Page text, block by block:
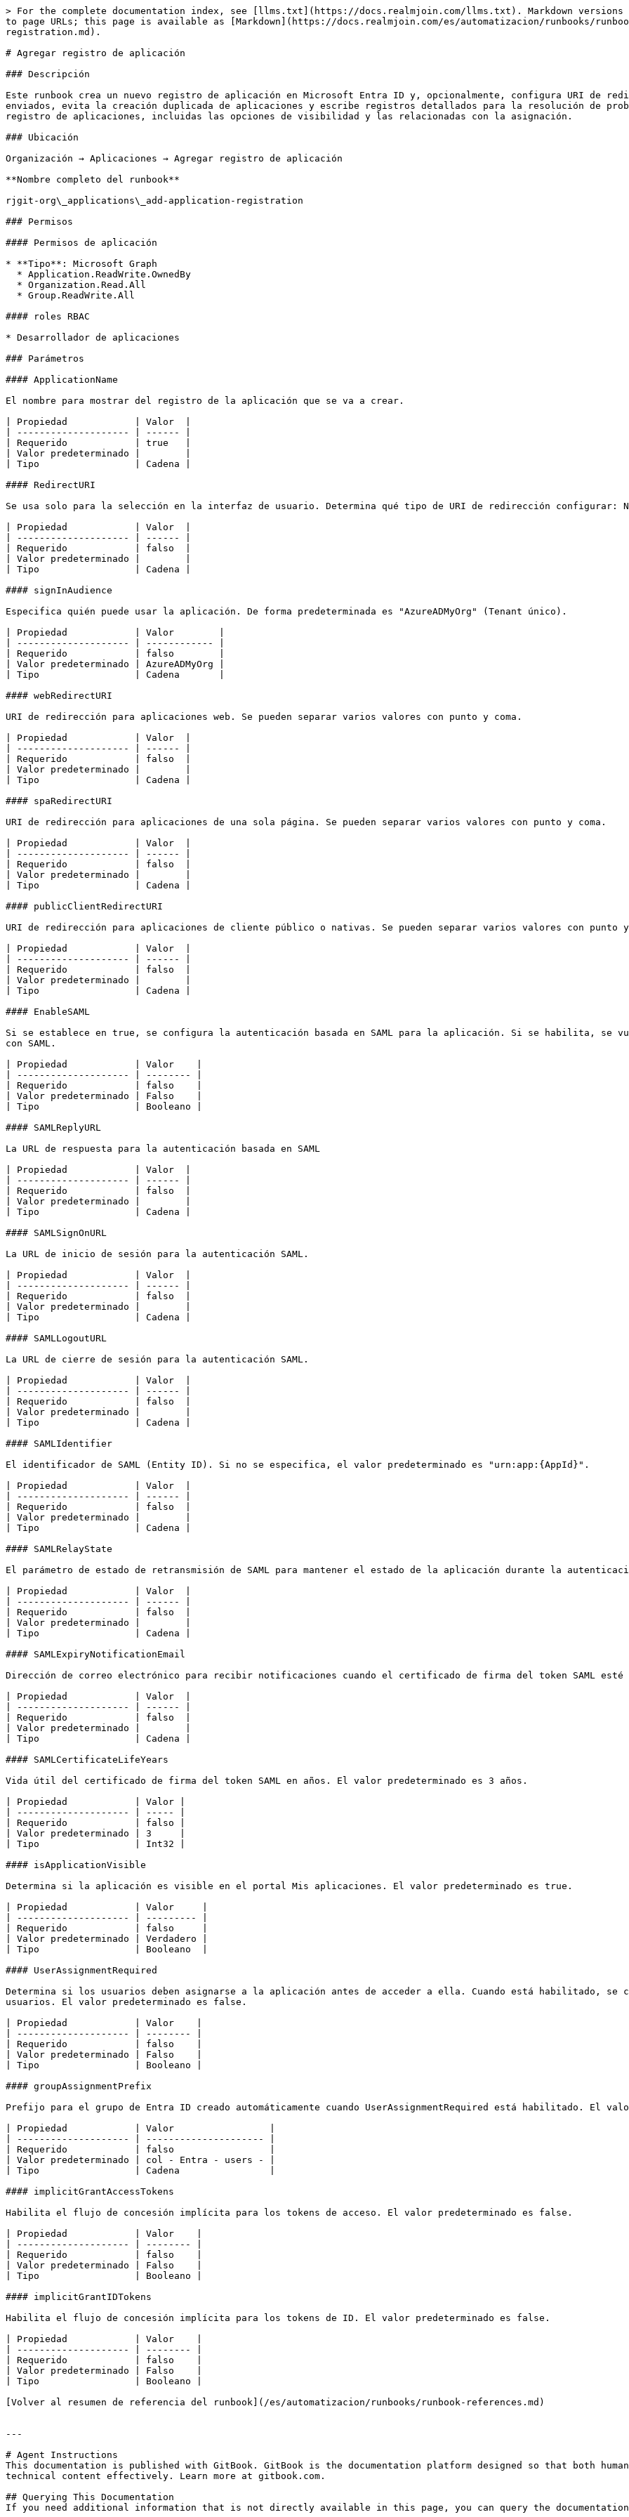
> For the complete documentation index, see [llms.txt](https://docs.realmjoin.com/llms.txt). Markdown versions
to page URLs; this page is available as [Markdown](https://docs.realmjoin.com/es/automatizacion/runbooks/
registration.md).
# Agregar registro de aplicación
### Descripción
Este runbook crea un nuevo registro de aplicación en Microsoft Entra ID y, opcionalmente, configura URI de
enviados, evita la creación duplicada de aplicaciones y escribe registros detallados para la resolución de
registro de aplicaciones, incluidas las opciones de visibilidad y las relacionadas con la asignación.
### Ubicación
Organización → Aplicaciones → Agregar registro de aplicación
**Nombre completo del runbook**
rjgit-org\_applications\_add-application-registration
### Permisos
#### Permisos de aplicación
* **Tipo**: Microsoft Graph
#### roles RBAC
* Desarrollador de aplicaciones
### Parámetros
#### ApplicationName
El nombre para mostrar del registro de la aplicación que se va a crear.
| Propiedad            | Valor  |
| -------------------- | ------ |
| Requerido            | true   |
| Valor predeterminado |        |
| Tipo                 | Cadena |
#### RedirectURI
Se usa solo para la selección en la interfaz de usuario. Determina qué tipo de URI de redirección configurar:
| Propiedad            | Valor  |
| -------------------- | ------ |
| Requerido            | falso  |
| Valor predeterminado |        |
| Tipo                 | Cadena |
#### signInAudience
Especifica quién puede usar la aplicación. De forma predeterminada es "AzureADMyOrg" (Tenant único).
| Propiedad            | Valor        |
| -------------------- | ------------ |
| Requerido            | falso        |
| Valor predeterminado | AzureADMyOrg |
| Tipo                 | Cadena       |
#### webRedirectURI
URI de redirección para aplicaciones web. Se pueden separar varios valores con punto y coma.
| Propiedad            | Valor  |
| -------------------- | ------ |
| Requerido            | falso  |
| Valor predeterminado |        |
| Tipo                 | Cadena |
#### spaRedirectURI
URI de redirección para aplicaciones de una sola página. Se pueden separar varios valores con punto y coma.
| Propiedad            | Valor  |
| -------------------- | ------ |
| Requerido            | falso  |
| Valor predeterminado |        |
| Tipo                 | Cadena |
#### publicClientRedirectURI
URI de redirección para aplicaciones de cliente público o nativas. Se pueden separar varios valores con punto y
| Propiedad            | Valor  |
| -------------------- | ------ |
| Requerido            | falso  |
| Valor predeterminado |        |
| Tipo                 | Cadena |
#### EnableSAML
Si se establece en true, se configura la autenticación basada en SAML para la aplicación. Si se habilita, se
con SAML.
| Propiedad            | Valor    |
| -------------------- | -------- |
| Requerido            | falso    |
| Valor predeterminado | Falso    |
| Tipo                 | Booleano |
#### SAMLReplyURL
La URL de respuesta para la autenticación basada en SAML
| Propiedad            | Valor  |
| -------------------- | ------ |
| Requerido            | falso  |
| Valor predeterminado |        |
| Tipo                 | Cadena |
#### SAMLSignOnURL
La URL de inicio de sesión para la autenticación SAML.
| Propiedad            | Valor  |
| -------------------- | ------ |
| Requerido            | falso  |
| Valor predeterminado |        |
| Tipo                 | Cadena |
#### SAMLLogoutURL
La URL de cierre de sesión para la autenticación SAML.
| Propiedad            | Valor  |
| -------------------- | ------ |
| Requerido            | falso  |
| Valor predeterminado |        |
| Tipo                 | Cadena |
#### SAMLIdentifier
El identificador de SAML (Entity ID). Si no se especifica, el valor predeterminado es "urn:app:{AppId}".
| Propiedad            | Valor  |
| -------------------- | ------ |
| Requerido            | falso  |
| Valor predeterminado |        |
| Tipo                 | Cadena |
#### SAMLRelayState
El parámetro de estado de retransmisión de SAML para mantener el estado de la aplicación durante la
| Propiedad            | Valor  |
| -------------------- | ------ |
| Requerido            | falso  |
| Valor predeterminado |        |
| Tipo                 | Cadena |
#### SAMLExpiryNotificationEmail
Dirección de correo electrónico para recibir notificaciones cuando el certificado de firma del token SAML
| Propiedad            | Valor  |
| -------------------- | ------ |
| Requerido            | falso  |
| Valor predeterminado |        |
| Tipo                 | Cadena |
#### SAMLCertificateLifeYears
Vida útil del certificado de firma del token SAML en años. El valor predeterminado es 3 años.
| Propiedad            | Valor |
| -------------------- | ----- |
| Requerido            | falso |
| Valor predeterminado | 3     |
| Tipo                 | Int32 |
#### isApplicationVisible
Determina si la aplicación es visible en el portal Mis aplicaciones. El valor predeterminado es true.
| Propiedad            | Valor     |
| -------------------- | --------- |
| Requerido            | falso     |
| Valor predeterminado | Verdadero |
| Tipo                 | Booleano  |
#### UserAssignmentRequired
Determina si los usuarios deben asignarse a la aplicación antes de acceder a ella. Cuando está habilitado, se
usuarios. El valor predeterminado es false.
| Propiedad            | Valor    |
| -------------------- | -------- |
| Requerido            | falso    |
| Valor predeterminado | Falso    |
| Tipo                 | Booleano |
#### groupAssignmentPrefix
Prefijo para el grupo de Entra ID creado automáticamente cuando UserAssignmentRequired está habilitado. El
| Propiedad            | Valor                 |
| -------------------- | --------------------- |
| Requerido            | falso                 |
| Valor predeterminado | col - Entra - users - |
| Tipo                 | Cadena                |
#### implicitGrantAccessTokens
Habilita el flujo de concesión implícita para los tokens de acceso. El valor predeterminado es false.
| Propiedad            | Valor    |
| -------------------- | -------- |
| Requerido            | falso    |
| Valor predeterminado | Falso    |
| Tipo                 | Booleano |
#### implicitGrantIDTokens
Habilita el flujo de concesión implícita para los tokens de ID. El valor predeterminado es false.
| Propiedad            | Valor    |
| -------------------- | -------- |
| Requerido            | falso    |
| Valor predeterminado | Falso    |
| Tipo                 | Booleano |
[Volver al resumen de referencia del runbook](/es/automatizacion/runbooks/runbook-references.md)
---
# Agent Instructions
This documentation is published with GitBook. GitBook is the documentation platform designed so that both
technical content effectively. Learn more at gitbook.com.
## Querying This Documentation
If you need additional information that is not directly available in this page, you can query the